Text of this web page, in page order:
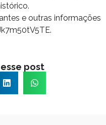
e outras informações
post